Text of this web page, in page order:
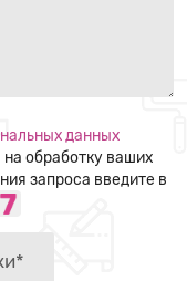
данных
обработку ваших
запроса введите в